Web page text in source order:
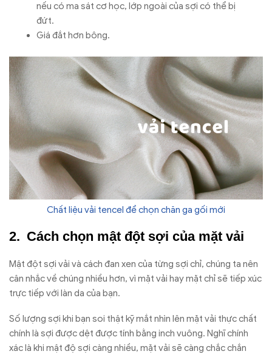
nếu có ma sát cơ học, lớp ngoài của sợi có thể bị
đứt.
Giá đắt hơn bông.
Chất liệu vải tencel để chọn chăn ga gối mới
Cách chọn mật đột sợi của mặt vải
Mật đột sợi vải và cách đan xen của từng sợi chỉ, chúng ta nên
cân nhắc về chúng nhiều hơn, vì mặt vải hay mặt chỉ sẽ tiếp xúc
trực tiếp với làn da của bạn.
Số lượng sợi khi bạn soi thật kỹ mắt nhìn lên mặt vải thực chất
chính là sợi được dệt được tính bằng inch vuông. Nghĩ chính
xác là khi mật độ sợi càng nhiều, mặt vải sẽ càng chắc chắn